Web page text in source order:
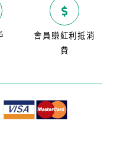
會員賺紅利抵消
費